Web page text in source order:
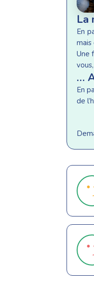
La
En
mais
Une
…
En
de